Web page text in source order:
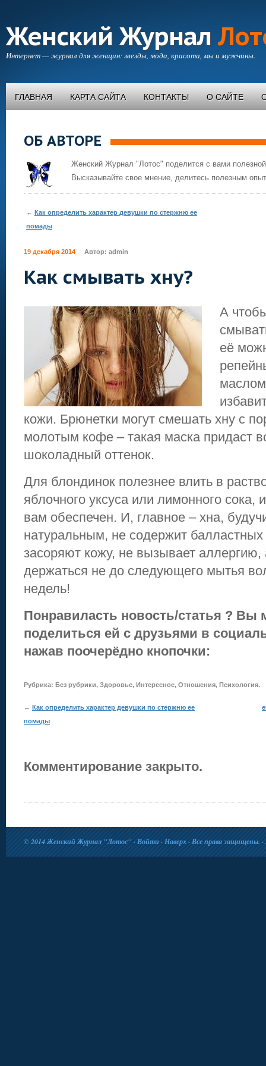
Женский Журнал
Интернет — журнал для женщин: звезды, мода, красота, мы и мужчины.
ГЛАВНАЯ КАРТА САЙТА КОНТАКТЫ О САЙТЕ
ОБ АВТОРЕ
Женский Журнал "Лотос" поделится с вами
Высказывайте свое мнение, делитесь полезным
← Как определить характер девушки по стержню ее
помады
19 декабря 2014 Автор: admin
Как смывать хну?
А
её
кожи. Брюнетки могут смешать хну с
молотым кофе – такая маска придаст
шоколадный оттенок.
Для блондинок полезнее влить в
яблочного уксуса или лимонного сока,
вам обеспечен. И, главное – хна,
натуральным, не содержит
засоряют кожу, не вызывает аллергию,
держаться не до следующего мытья
недель!
Понравиласть новость/статья ? Вы
поделиться ей с друзьями в
нажав поочерёдно кнопочки:
Рубрика: Без рубрики, Здоровье, Интересное, Отношения, Психология.
← Как определить характер девушки по стержню ее
помады
Комментирование закрыто.
© 2014Женский Журнал "Лотос"·Войти·Наверх· Все права защищены.